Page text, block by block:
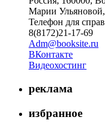
Марии Ульяновой,
Телефон для
8(8172)21-17-69
Adm@booksite.ru
ВКонтакте
Видеохостинг
реклама
избранное